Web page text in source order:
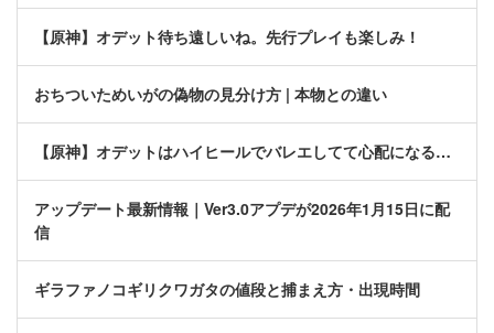
【原神】オデット待ち遠しいね。先行プレイも楽しみ！
おちついためいがの偽物の見分け方 | 本物との違い
【原神】オデットはハイヒールでバレエしてて心配になる…
アップデート最新情報｜Ver3.0アプデが2026年1月15日に配
信
ギラファノコギリクワガタの値段と捕まえ方・出現時間